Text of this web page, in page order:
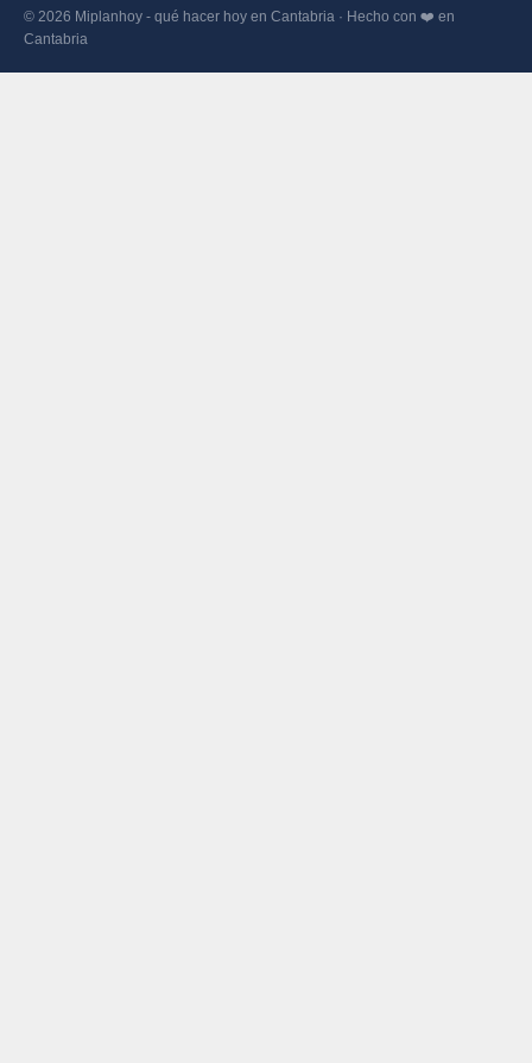
© 2026 Miplanhoy - qué hacer hoy en Cantabria · Hecho con ❤️ en
Cantabria